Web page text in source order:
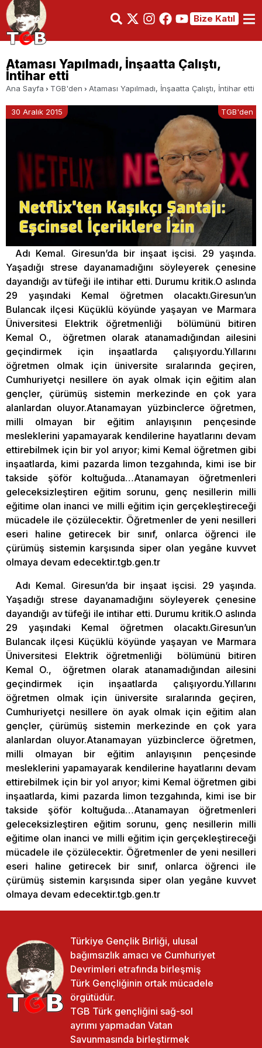
Bize Katıl
Ataması Yapılmadı, İnşaatta Çalıştı,
İntihar etti
Ana Sayfa TGB'den Ataması Yapılmadı, İnşaatta Çalıştı, İntihar etti
30 Aralık 2015 TGB'den
Adı Kemal. Giresun’da bir inşaat işcisi. 29 yaşında.
Yaşadığı strese dayanamadığını söyleyerek çenesine
dayandığı av tüfeği ile intihar etti. Durumu kritik.O aslında
29 yaşındaki Kemal öğretmen olacaktı.Giresun’un
Bulancak ilçesi Küçüklü köyünde yaşayan ve Marmara
Üniversitesi Elektrik öğretmenliği bölümünü bitiren
Kemal O., öğretmen olarak atanamadığından ailesini
geçindirmek için inşaatlarda çalışıyordu.Yıllarını
öğretmen olmak için üniversite sıralarında geçiren,
Cumhuriyetçi nesillere ön ayak olmak için eğitim alan
gençler, çürümüş sistemin merkezinde en çok yara
alanlardan oluyor.Atanamayan yüzbinclerce öğretmen,
milli olmayan bir eğitim anlayışının pençesinde
mesleklerini yapamayarak kendilerine hayatlarını devam
ettirebilmek için bir yol arıyor; kimi Kemal öğretmen gibi
inşaatlarda, kimi pazarda limon tezgahında, kimi ise bir
takside şöför koltuğuda…Atanamayan öğretmenleri
geleceksizleştiren eğitim sorunu, genç nesillerin milli
eğitime olan inanci ve milli eğitim için gerçekleştireceği
mücadele ile çözülecektir. Öğretmenler de yeni nesilleri
eseri haline getirecek bir sınıf, onlarca öğrenci ile
çürümüş sistemin karşısında siper olan yegâne kuvvet
olmaya devam edecektir.tgb.gen.tr
Adı Kemal. Giresun’da bir inşaat işcisi. 29 yaşında.
Yaşadığı strese dayanamadığını söyleyerek çenesine
dayandığı av tüfeği ile intihar etti. Durumu kritik.O aslında
29 yaşındaki Kemal öğretmen olacaktı.Giresun’un
Bulancak ilçesi Küçüklü köyünde yaşayan ve Marmara
Üniversitesi Elektrik öğretmenliği bölümünü bitiren
Kemal O., öğretmen olarak atanamadığından ailesini
geçindirmek için inşaatlarda çalışıyordu.Yıllarını
öğretmen olmak için üniversite sıralarında geçiren,
Cumhuriyetçi nesillere ön ayak olmak için eğitim alan
gençler, çürümüş sistemin merkezinde en çok yara
alanlardan oluyor.Atanamayan yüzbinclerce öğretmen,
milli olmayan bir eğitim anlayışının pençesinde
mesleklerini yapamayarak kendilerine hayatlarını devam
ettirebilmek için bir yol arıyor; kimi Kemal öğretmen gibi
inşaatlarda, kimi pazarda limon tezgahında, kimi ise bir
takside şöför koltuğuda…Atanamayan öğretmenleri
geleceksizleştiren eğitim sorunu, genç nesillerin milli
eğitime olan inanci ve milli eğitim için gerçekleştireceği
mücadele ile çözülecektir. Öğretmenler de yeni nesilleri
eseri haline getirecek bir sınıf, onlarca öğrenci ile
çürümüş sistemin karşısında siper olan yegâne kuvvet
olmaya devam edecektir.tgb.gen.tr
Türkiye Gençlik Birliği, ulusal
bağımsızlık amacı ve Cumhuriyet
Devrimleri etrafında birleşmiş
Türk Gençliğinin ortak mücadele
örgütüdür.
TGB Türk gençliğini sağ-sol
ayrımı yapmadan Vatan
Savunmasında birleştirmek